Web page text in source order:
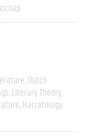
Dutch
Literary Theory
Narratology